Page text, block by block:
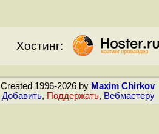
Хостинг:
Created 1996-2026 by Maxim Chirkov
Добавить, Поддержать, Вебмастеру